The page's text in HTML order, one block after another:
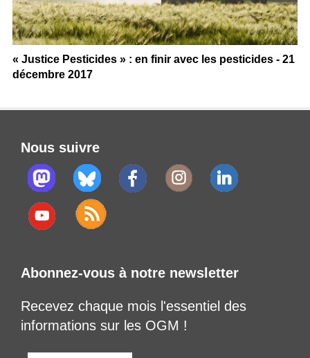
« Justice Pesticides » : en finir avec les pesticides - 21
décembre 2017
Nous suivre
Abonnez-vous à notre newsletter
Recevez chaque mois l'essentiel des
informations sur les OGM !